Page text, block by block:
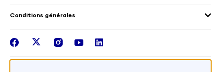
Santé
Les missions de France Volontaires
Intégrer nos équipes
Conditions générales
facebook
twitterinstagram
youtubelinkedin